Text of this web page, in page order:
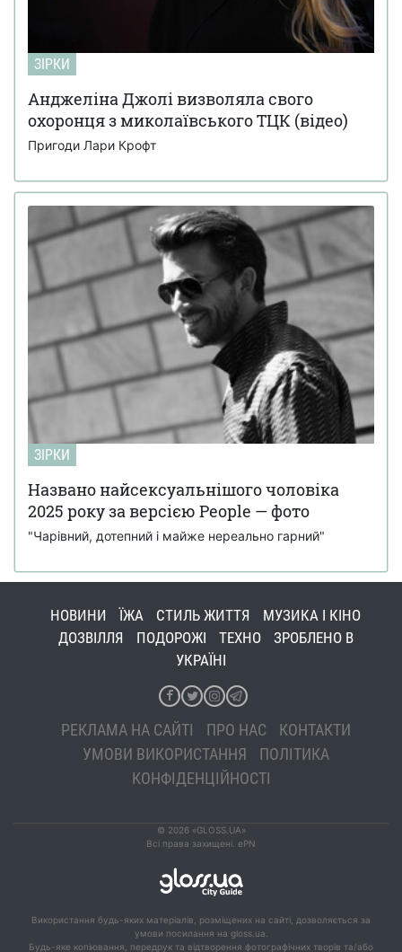
ЗІРКИ
Анджеліна Джолі визволяла свого
охоронця з миколаївського ТЦК (відео)
Пригоди Лари Крофт
ЗІРКИ
Названо найсексуальнішого чоловіка
2025 року за версією People — фото
"Чарівний, дотепний і майже нереально гарний"
НОВИНИ ЇЖА СТИЛЬ ЖИТТЯ
МУЗИКА І КІНО
ДОЗВІЛЛЯ
ПОДОРОЖІ ТЕХНО
ЗРОБЛЕНО В
УКРАЇНІ
РЕКЛАМА НА САЙТІ ПРО НАС
КОНТАКТИ
УМОВИ ВИКОРИСТАННЯ
ПОЛІТИКА
КОНФІДЕНЦІЙНОСТІ
© 2026 «GLOSS.UA»
Всі права захищені. ePN
Використання будь-яких матеріалів, розміщених на сайті, дозволяється за
умови посилання на gloss.ua.
Будь-яке копіювання, передрук та відтворення фотографічних творів та/або